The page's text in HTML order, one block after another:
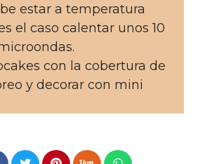
estar a temperatura
el caso calentar unos 10
con la cobertura de
y decorar con mini